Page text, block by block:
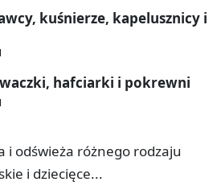
kuśnierze, kapelusznicy i
hafciarki i pokrewni
i odświeża różnego rodzaju
i dziecięce...